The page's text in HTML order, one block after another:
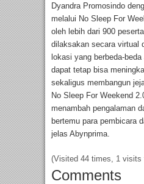
Dyandra Promosindo
melalui No Sleep For
oleh lebih dari 900
dilaksakan secara virtual
lokasi yang berbeda-
dapat tetap bisa
sekaligus membangun
No Sleep For Weekend
menambah pengalaman
bertemu para pembicara
jelas Abynprima.
(Visited 44 times, 1 visits
Comments